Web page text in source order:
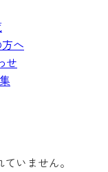
へ
せ
いません。